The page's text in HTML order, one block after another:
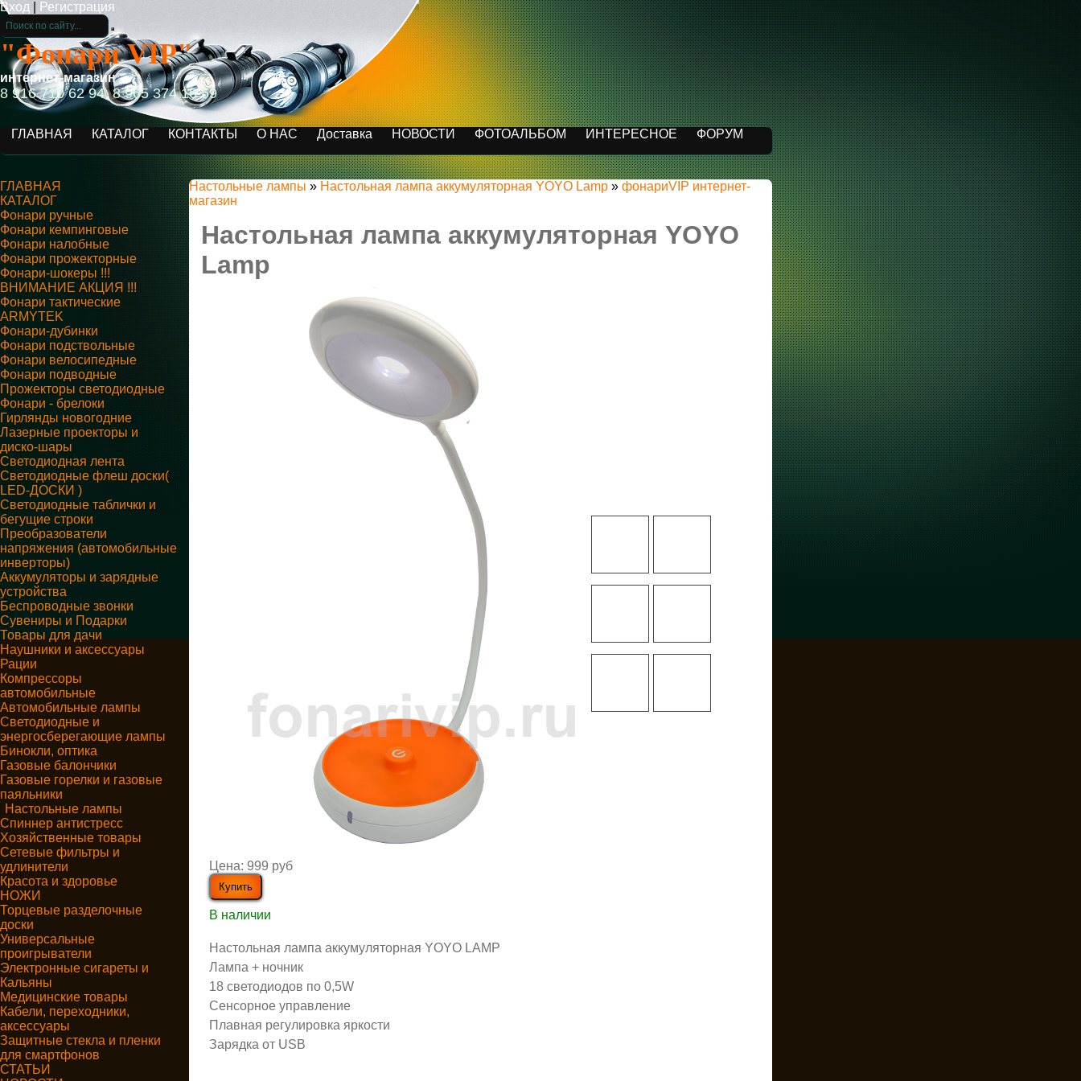
Вход Регистрация
"Фонари VIP"
интернет-магазин
8 916 710 62 94, 8 965 374 16 59
ГЛАВНАЯ КАТАЛОГ КОНТАКТЫ О НАС Доставка НОВОСТИ ФОТОАЛЬБОМ ИНТЕРЕСНОЕ ФОРУМ
ГЛАВНАЯ
КАТАЛОГ
Фонари ручные
Фонари кемпинговые
Фонари налобные
Фонари прожекторные
Фонари-шокеры !!!
ВНИМАНИЕ АКЦИЯ !!!
Фонари тактические
ARMYTEK
Фонари-дубинки
Фонари подствольные
Фонари велосипедные
Фонари подводные
Прожекторы светодиодные
Фонари - брелоки
Гирлянды новогодние
Лазерные проекторы и
диско-шары
Светодиодная лента
Светодиодные флеш доски(
LED-ДОСКИ )
Светодиодные таблички и
бегущие строки
Преобразователи
напряжения (автомобильные
инверторы)
Аккумуляторы и зарядные
устройства
Беспроводные звонки
Сувениры и Подарки
Товары для дачи
Наушники и аксессуары
Рации
Компрессоры
автомобильные
Автомобильные лампы
Светодиодные и
энергосберегающие лампы
Бинокли, оптика
Газовые балончики
Газовые горелки и газовые
паяльники
Настольные лампы
Спиннер антистресс
Хозяйственные товары
Сетевые фильтры и
удлинители
Красота и здоровье
НОЖИ
Торцевые разделочные
доски
Универсальные
проигрыватели
Электронные сигареты и
Кальяны
Медицинские товары
Кабели, переходники,
аксессуары
Защитные стекла и пленки
для смартфонов
СТАТЬИ
Настольные лампы » Настольная лампа аккумуляторная YOYO Lamp » фонариVIP интернет-
магазин
Настольная лампа аккумуляторная YOYO
Lamp
Цена: 999 руб
В наличии
Настольная лампа аккумуляторная YOYO LAMP
Лампа + ночник
18 светодиодов по 0,5W
Сенсорное управление
Плавная регулировка яркости
Зарядка от USB